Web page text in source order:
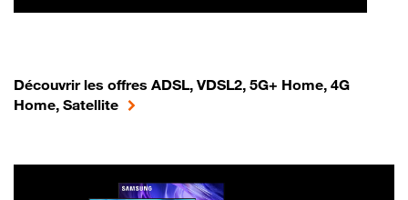
Découvrir les offres ADSL, VDSL2, 5G+ Home, 4G
Home, Satellite